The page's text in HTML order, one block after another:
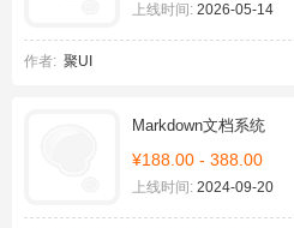
上线时间: 2026-05-14
作者: 聚UI
Markdown文档系统
¥188.00 - 388.00
上线时间: 2024-09-20